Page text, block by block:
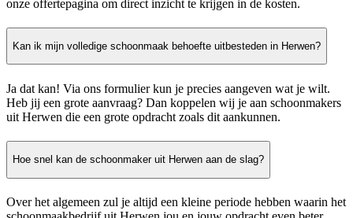
onze offertepagina om direct inzicht te krijgen in de kosten.
Kan ik mijn volledige schoonmaak behoefte uitbesteden in Herwen?
Ja dat kan! Via ons formulier kun je precies aangeven wat je wilt.
Heb jij een grote aanvraag? Dan koppelen wij je aan schoonmakers
uit Herwen die een grote opdracht zoals dit aankunnen.
Hoe snel kan de schoonmaker uit Herwen aan de slag?
Over het algemeen zul je altijd een kleine periode hebben waarin het